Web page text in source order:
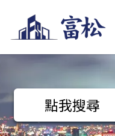
點我搜尋